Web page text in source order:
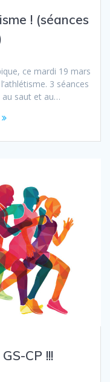
! (séances
ce mardi 19 mars
3 séances
au saut et au…
CP !!!